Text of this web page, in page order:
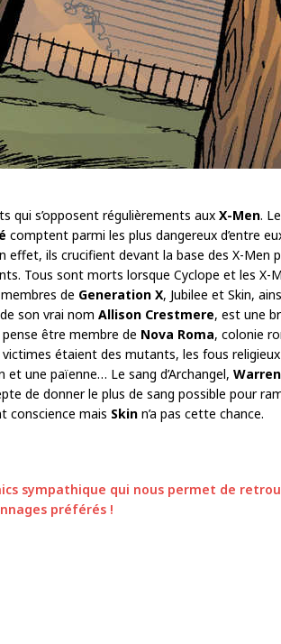
qui s’opposent régulièrements aux X-Men.
comptent parmi les plus dangereux d’entre
effet, ils crucifient devant la base des X-Men
Tous sont morts lorsque Cyclope et les X-
de Generation X, Jubilee et Skin,
de son vrai nom Allison Crestmere, est une
être membre de Nova Roma, colonie
étaient des mutants, les fous
une païenne… Le sang d’Archangel, Warren
de donner le plus de sang possible pour
conscience mais Skin n’a pas cette chance.
sympathique qui nous permet de
préférés !